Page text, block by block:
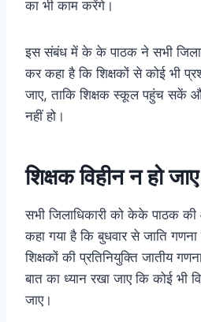
का भी काम करेंगे।
इस संबंध में के के पाठक ने सभी
कर कहा है कि शिक्षकों से कोई भी
जाए, ताकि शिक्षक स्कूल पहुंच सकें
नहीं हो।
शिक्षक विहीन न हो
सभी जिलाधिकारी को केके पाठक
कहा गया है कि बुधवार से जाति
शिक्षकों की प्रतिनियुक्ति जातीय
बात का ध्यान रखा जाए कि कोई भी
जाए।